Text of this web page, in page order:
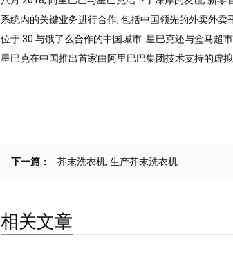
系统内的关键业务进行合作, 包括中国领先的外卖外
位于 30 与饿了么合作的中国城市. 星巴克还与盒马超
星巴克在中国推出首家由阿里巴巴集团技术支持的虚
下一篇： 芥末洗衣机, 生产芥末洗衣机
相关文章